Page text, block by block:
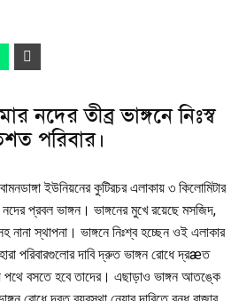
নদের তীব্র ভাঙ্গনে নিঃস্ব
পরিবার।
ইউনিয়নের কুটিরচর এলাকায় ৩ কিলোমিটার
প্রবল ভাঙ্গন। ভাঙ্গনের মুখে রয়েছে মসজিদ,
নানা স্থাপনা। ভাঙ্গনে নিঃশ্ব হচ্ছেন ওই এলাকার
পরিবারগুলোর দাবি দ্রুত ভাঙ্গন রোধে দ্রæত
পথে বসতে হবে তাদের। এছাড়াও ভাঙ্গন আতঙ্কে